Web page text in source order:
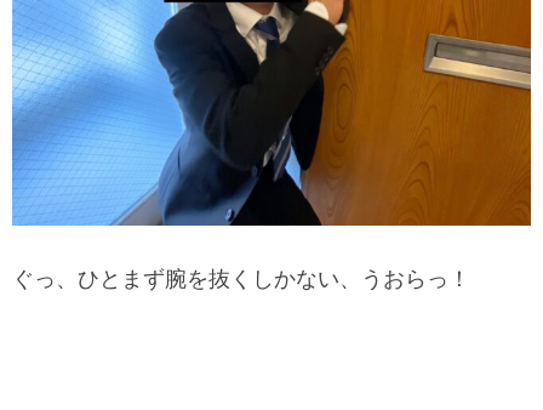
ぐっ、ひとまず腕を抜くしかない、うおらっ！